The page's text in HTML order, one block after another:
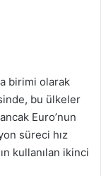
birimi olarak
bu ülkeler
Euro’nun
süreci hız
kullanılan ikinci